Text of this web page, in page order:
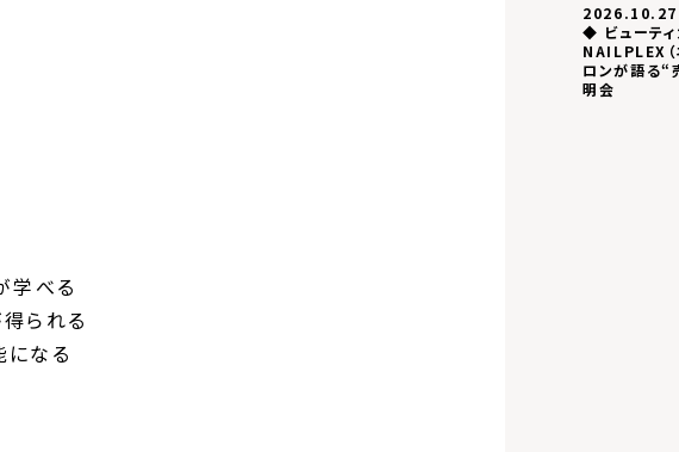
学べる
られる
になる
◆ ビューテ
NAILPLEX（
ロンが語る“
明会